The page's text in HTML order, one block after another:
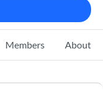
Members About